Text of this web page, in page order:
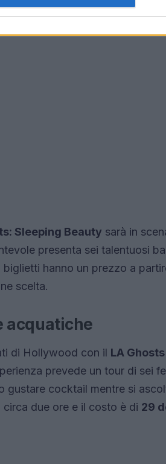
Sleeping Beauty sarà in
presenta sei talentuosi
hanno un prezzo a
scelta.
acquatiche
di Hollywood con il LA
prevede un tour di sei
cocktail mentre si
circa due ore e il costo è di 29